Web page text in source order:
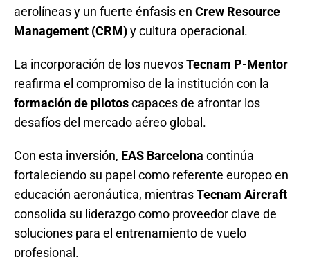
aerolíneas y un fuerte énfasis en Crew Resource
Management (CRM)y cultura operacional.
La incorporación de los nuevosTecnam P-Mentor
reafirma el compromiso de la institución con la
formación de pilotoscapaces de afrontar los
desafíos del mercado aéreo global.
Con esta inversión, EAS Barcelona continúa
fortaleciendo su papel como referente europeo en
educación aeronáutica, mientrasTecnam Aircraft
consolida su liderazgo como proveedor clave de
soluciones para el entrenamiento de vuelo
profesional.